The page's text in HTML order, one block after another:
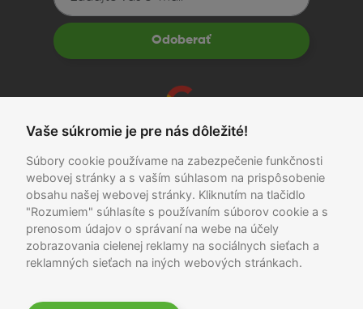
Odoberať
recenzie
Obchodné podmienky | Ochrana osobných údajov
*Ušetríte oproti novému zariadeniu v porovnaní s cenou
konkurencie.
Copyright 2026 ©
© 2026 Mobilegear.sk
Vaše súkromie je pre nás dôležité!
Súbory cookie používame na zabezpečenie funkčnosti
webovej stránky a s vaším súhlasom na prispôsobenie
obsahu našej webovej stránky. Kliknutím na tlačidlo
"Rozumiem" súhlasíte s používaním súborov cookie a s
prenosom údajov o správaní na webe na účely
zobrazovania cielenej reklamy na sociálnych sieťach a
reklamných sieťach na iných webových stránkach.